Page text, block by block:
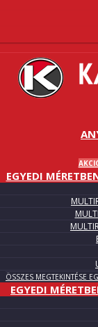
EGYEDI
ÖSSZES MEGTEKINTÉSE
EGYEDI